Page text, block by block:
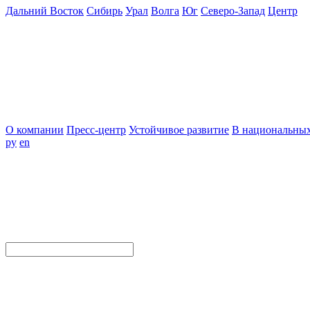
Дальний Восток Сибирь Урал Волга Юг Северо-Запад Центр
О компании Пресс-центр Устойчивое развитие В
ру en